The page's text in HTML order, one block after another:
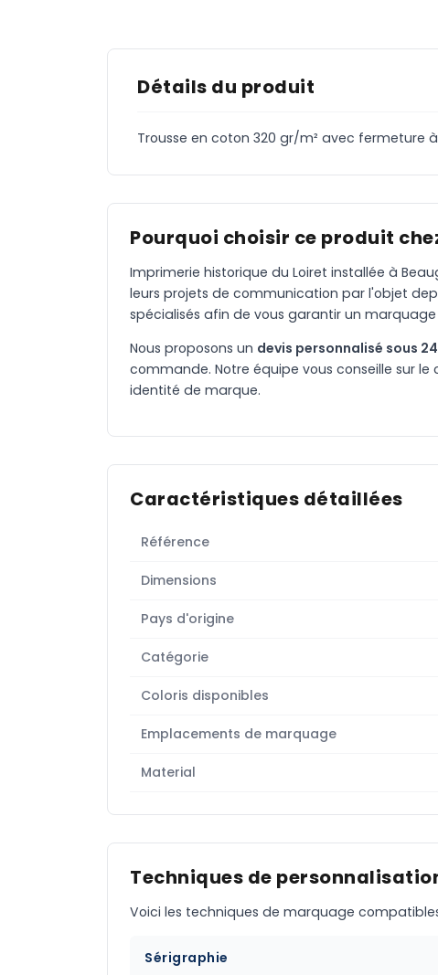
Détails du produit
Trousse en coton 320 gr/m² avec fermeture
Pourquoi choisir ce produit
Imprimerie historique du Loiret installée à
leurs projets de communication par l'objet
spécialisés afin de vous garantir un
Nous proposons un devis personnalisé sous
commande. Notre équipe vous conseille sur
identité de marque.
Caractéristiques détaillées
Référence
Dimensions
Pays d'origine
Catégorie
Coloris disponibles
Emplacements de marquage
Material
Techniques de
Voici les techniques de marquage
Sérigraphie